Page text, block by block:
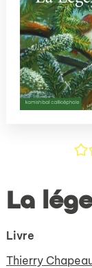
/5
La
Livre
Thierry